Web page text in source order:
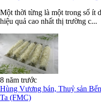
Một thời từng là một trong số ít
hiệu quả cao nhất thị trường c...
8 năm trước
Hùng Vương bán, Thuỷ sản
Ta (FMC)